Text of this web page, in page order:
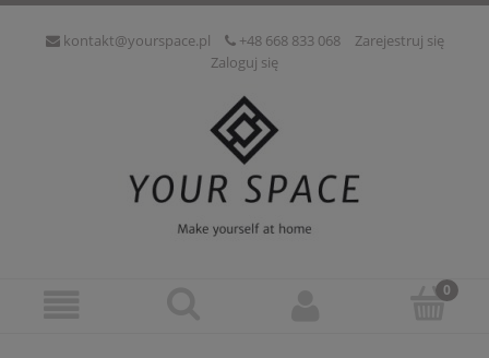
kontakt@yourspace.pl +48 668 833 068
Zarejestruj się
Zaloguj się